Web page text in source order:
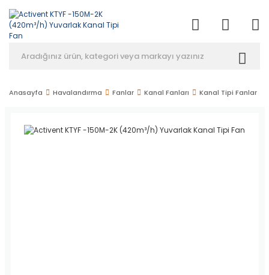
Anasayfa Havalandırma Fanlar Kanal Fanları Kanal Tipi Fanlar